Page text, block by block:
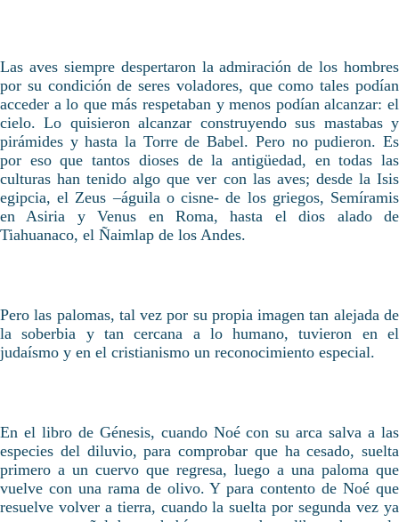
Las aves siempre despertaron la admiración de los hombres
por su condición de seres voladores, que como tales podían
acceder a lo que más respetaban y menos podían alcanzar: el
cielo. Lo quisieron alcanzar construyendo sus mastabas y
pirámides y hasta la Torre de Babel. Pero no pudieron. Es
por eso que tantos dioses de la antigüedad, en todas las
culturas han tenido algo que ver con las aves; desde la Isis
egipcia, el Zeus –águila o cisne- de los griegos, Semíramis
en Asiria y Venus en Roma, hasta el dios alado de
Tiahuanaco, el Ñaimlap de los Andes.
Pero las palomas, tal vez por su propia imagen tan alejada de
la soberbia y tan cercana a lo humano, tuvieron en el
judaísmo y en el cristianismo un reconocimiento especial.
En el libro de Génesis, cuando Noé con su arca salva a las
especies del diluvio, para comprobar que ha cesado, suelta
primero a un cuervo que regresa, luego a una paloma que
vuelve con una rama de olivo. Y para contento de Noé que
resuelve volver a tierra, cuando la suelta por segunda vez ya